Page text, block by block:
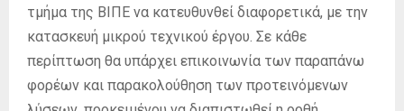
τμήμα της ΒΙΠΕ να κατευθυνθεί διαφορετικά, με την
κατασκευή μικρού τεχνικού έργου. Σε κάθε
περίπτωση θα υπάρχει επικοινωνία των παραπάνω
φορέων και παρακολούθηση των προτεινόμενων